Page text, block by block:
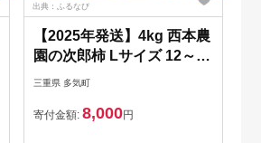
出典：ふるなび
【2025年発送】4kg 西本農
園の次郎柿 Lサイズ 12～14
個 次郎柿 たねなし 柿 かき
約 先行 先行予約 三重県 多
三重県 多気町
寄付金額: 8,000円